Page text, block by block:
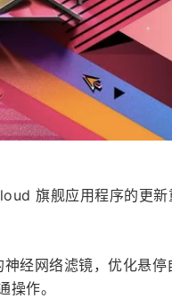
旗舰应用程序的更新
经网络滤镜，优化悬停
作。